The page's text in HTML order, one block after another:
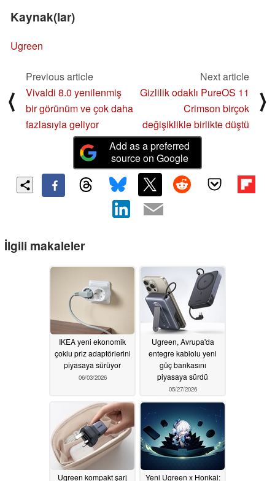
Kaynak(lar)
Ugreen
⟨
Previous article
Vivaldi 8.0 yenilenmiş
bir görünüm ve çok daha
fazlasıyla geliyor
Next article
Gizlilik odaklı PureOS 11
Crimson birçok
değişiklikle birlikte düştü
⟩
Add as a preferred
source on Google
İlgili makaleler
IKEA yeni ekonomik
çoklu priz adaptörlerini
piyasaya sürüyor
06/03/2026
Ugreen, Avrupa'da
entegre kablolu yeni
güç bankasını
piyasaya sürdü
05/27/2026
Ugreen kompakt şarj
Yeni Ugreen x Honkai: